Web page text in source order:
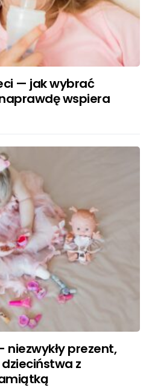
— jak wybrać
wspiera
niezwykły prezent,
z